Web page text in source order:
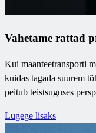
Vahetame rattad
Kui maanteetransporti
kuidas tagada suurem
peitub teistsuguses
Lugege lisaks